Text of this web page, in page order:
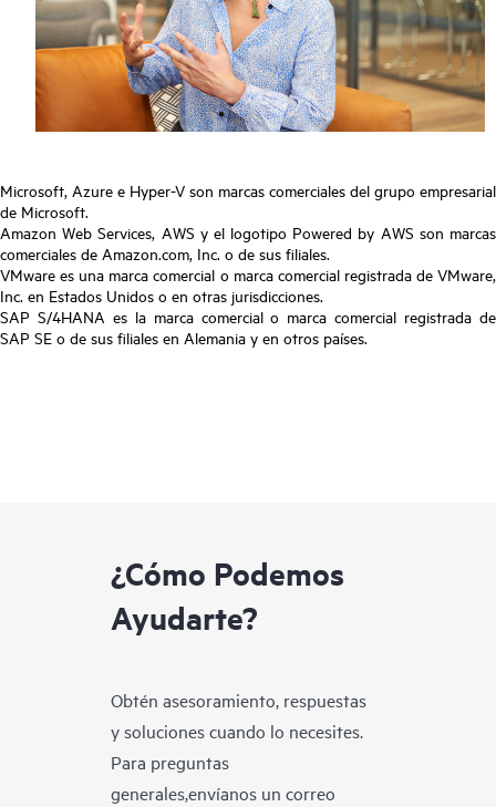
Microsoft, Azure e Hyper-V son marcas comerciales del grupo empresarial
de Microsoft.
Amazon Web Services, AWS y el logotipo Powered by AWS son marcas
comerciales de Amazon.com, Inc. o de sus filiales.
VMware es una marca comercial o marca comercial registrada de VMware,
Inc. en Estados Unidos o en otras jurisdicciones.
SAP S/4HANA es la marca comercial o marca comercial registrada de
SAP SE o de sus filiales en Alemania y en otros países.
¿Cómo Podemos
Ayudarte?
Obtén asesoramiento, respuestas
y soluciones cuando lo necesites.
Para preguntas
generales,envíanos un correo